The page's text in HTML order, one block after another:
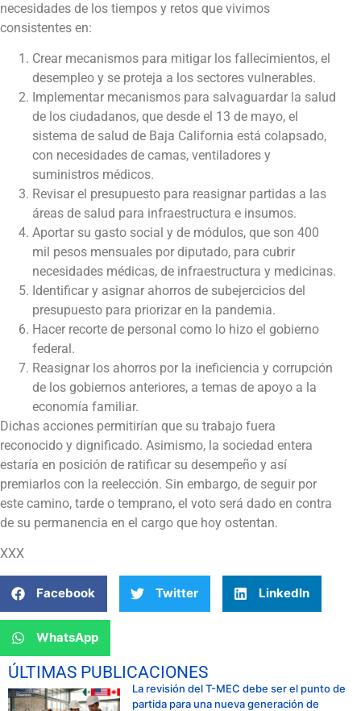
necesidades de los tiempos y retos que vivimos
consistentes en:
Crear mecanismos para mitigar los fallecimientos, el
desempleo y se proteja a los sectores vulnerables.
Implementar mecanismos para salvaguardar la salud
de los ciudadanos, que desde el 13 de mayo, el
sistema de salud de Baja California está colapsado,
con necesidades de camas, ventiladores y
suministros médicos.
Revisar el presupuesto para reasignar partidas a las
áreas de salud para infraestructura e insumos.
Aportar su gasto social y de módulos, que son 400
mil pesos mensuales por diputado, para cubrir
necesidades médicas, de infraestructura y medicinas.
Identificar y asignar ahorros de subejercicios del
presupuesto para priorizar en la pandemia.
Hacer recorte de personal como lo hizo el gobierno
federal.
Reasignar los ahorros por la ineficiencia y corrupción
de los gobiernos anteriores, a temas de apoyo a la
economía familiar.
Dichas acciones permitirían que su trabajo fuera
reconocido y dignificado. Asimismo, la sociedad entera
estaría en posición de ratificar su desempeño y así
premiarlos con la reelección. Sin embargo, de seguir por
este camino, tarde o temprano, el voto será dado en contra
de su permanencia en el cargo que hoy ostentan.
XXX
Facebook Twitter LinkedIn
WhatsApp
ÚLTIMAS PUBLICACIONES
La revisión del T-MEC debe ser el punto de
partida para una nueva generación de